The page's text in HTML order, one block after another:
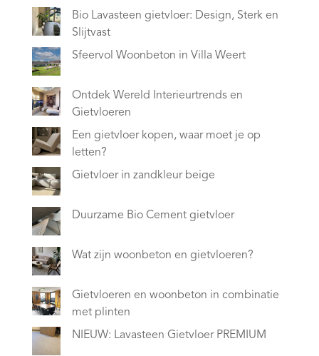
Bio Lavasteen gietvloer: Design, Sterk en
Slijtvast
Sfeervol Woonbeton in Villa Weert
Ontdek Wereld Interieurtrends en
Gietvloeren
Een gietvloer kopen, waar moet je op
letten?
Gietvloer in zandkleur beige
Duurzame Bio Cement gietvloer
Wat zijn woonbeton en gietvloeren?
Gietvloeren en woonbeton in combinatie
met plinten
NIEUW: Lavasteen Gietvloer PREMIUM